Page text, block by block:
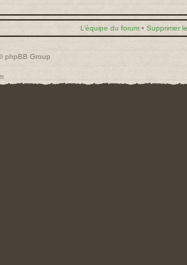
L’équipe du forum • Supprimer
phpBB Group